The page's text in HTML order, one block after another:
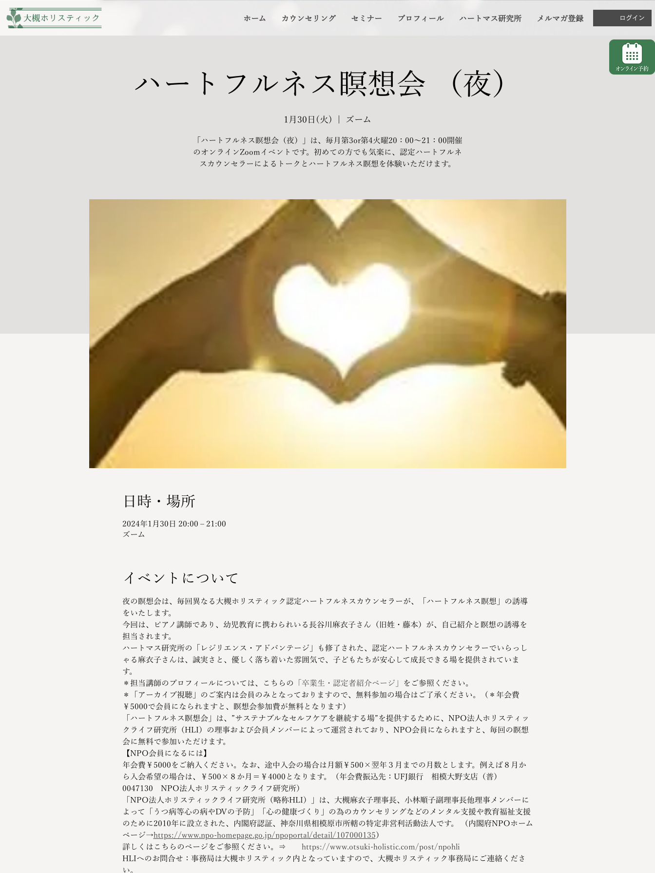
ホーム カウンセリング セミナー プロフィール ハートマス研究所 メルマガ登録 ログイン
ハートフルネス瞑想会 （夜）
1月30日(火) ズーム
「ハートフルネス瞑想会（夜）」は、毎月第3or第4火曜20：00～21：00開催
のオンラインZoomイベントです。初めての方でも気楽に、認定ハートフルネ
スカウンセラーによるトークとハートフルネス瞑想を体験いただけます。
日時・場所
2024年1月30日 20:00 – 21:00
ズーム
イベントについて
夜の瞑想会は、毎回異なる大槻ホリスティック認定ハートフルネスカウンセラーが、「ハートフルネス瞑想」の誘導
をいたします。
今回は、ピアノ講師であり、幼児教育に携わられいる長谷川麻衣子さん（旧姓・藤本）が、自己紹介と瞑想の誘導を
担当されます。
ハートマス研究所の「レジリエンス・アドバンテージ」も修了された、認定ハートフルネスカウンセラーでいらっし
ゃる麻衣子さんは、誠実さと、優しく落ち着いた雰囲気で、子どもたちが安心して成長できる場を提供されていま
す。
＊担当講師のプロフィールについては、こちらの 「卒業生・認定者紹介ページ」
をご参照ください。
＊「アーカイブ視聴」のご案内は会員のみとなっておりますので、無料参加の場合はご了承ください。（＊年会費
￥5000で会員になられますと、瞑想会参加費が無料となります）
「ハートフルネス瞑想会」は、”サステナブルなセルフケアを継続する場”を提供するために、NPO法人ホリスティッ
クライフ研究所（HLI）の理事および会員メンバーによって運営されており、NPO会員になられますと、毎回の瞑想
会に無料で参加いただけます。
【NPO会員になるには】
年会費￥5000をご納入ください。なお、途中入会の場合は月額￥500×翌年３月までの月数とします。例えば８月か
ら入会希望の場合は、￥500×８か月＝￥4000となります。（年会費振込先：UFJ銀行　相模大野支店（普）
0047130　NPO法人ホリスティックライフ研究所）
「NPO法人ホリスティックライフ研究所（略称HLI）」は、大槻麻衣子理事長、小林順子副理事長他理事メンバーに
よって「うつ病等心の病やDVの予防」「心の健康づくり」の為のカウンセリングなどのメンタル支援や教育福祉支援
のために2010年に設立された、内閣府認証、神奈川県相模原市所轄の特定非営利活動法人です。 （内閣府NPOホーム
ページ→https://www.npo-homepage.go.jp/npoportal/detail/107000135）
詳しくはこちらのページをご参照ください。⇒ https://www.otsuki-holistic.com/post/npohli
HLIへのお問合せ：事務局は大槻ホリスティック内となっていますので、大槻ホリスティック事務局にご連絡くださ
い。